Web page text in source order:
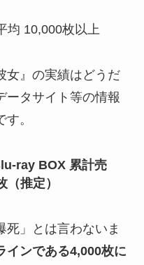
均 10,000枚以上
女』の実績はどうだ
ータサイト等の情報
。
ray BOX 累計売
推定）
死」とは言わないま
インである4,000枚に